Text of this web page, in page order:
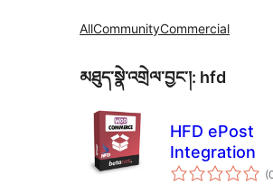
AllCommunityCommercial
མཐུད་སྣེ་འགྲེལ་བྱང་།: hfd
HFD ePost
Integration